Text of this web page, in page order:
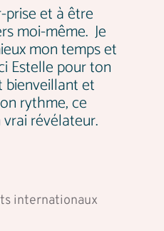
prise et à être
moi-même. Je
mon temps et
Estelle pour ton
et
rythme, ce
révélateur.
internationaux